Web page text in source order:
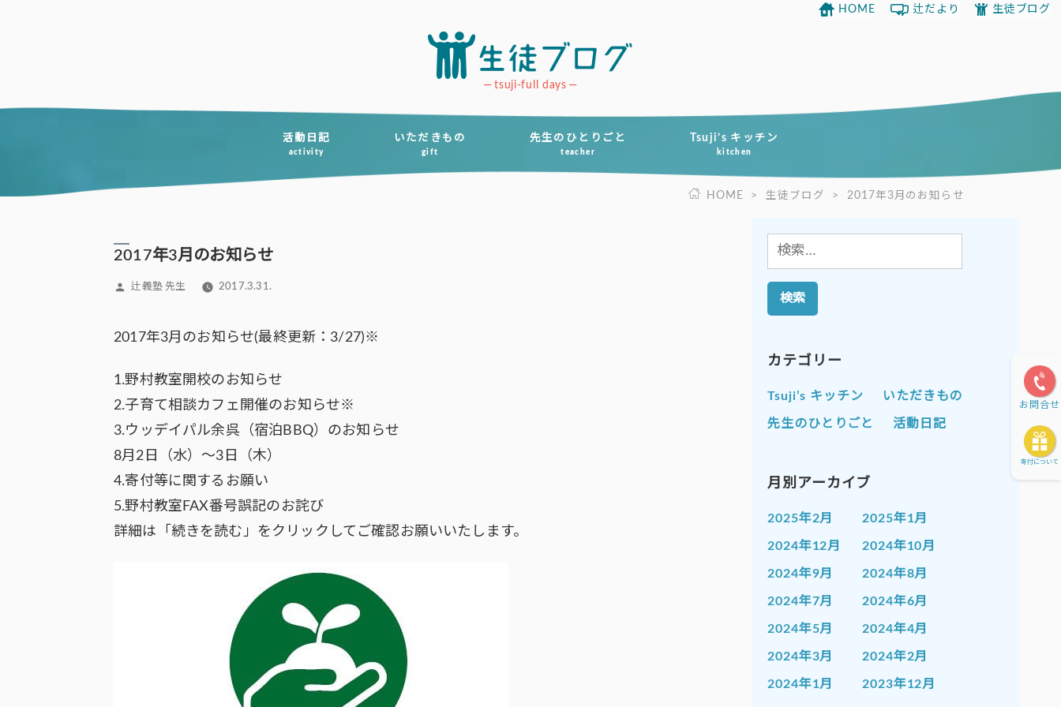
ツ
tsuji-full days
活動日記
activity
いただきもの
gift
先生のひとりごと
teacher
Tsuji’s キッチン
kitchen
HOME 辻だより 生徒ブログ
お問合せ
寄付について
HOME > 生徒ブログ > 2017年3月のお知らせ
2017年3月のお知らせ
投
辻義塾 先生 2017.3.31.
2017年3月のお知らせ(最終更新：3/27)※
1.野村教室開校のお知らせ
2.子育て相談カフェ開催のお知らせ※
3.ウッデイパル余呉（宿泊BBQ）のお知らせ
8月2日（水）～3日（木）
4.寄付等に関するお願い
5.野村教室FAX番号誤記のお詫び
詳細は「続きを読む」をクリックしてご確認お願いいたします。
検
索:
カテゴリー
Tsuji’s キッチン いただきもの
先生のひとりごと 活動日記
月別アーカイブ
2025年2月 2025年1月
2024年12月 2024年10月
2024年9月 2024年8月
2024年7月 2024年6月
2024年5月 2024年4月
2024年3月 2024年2月
2024年1月 2023年12月